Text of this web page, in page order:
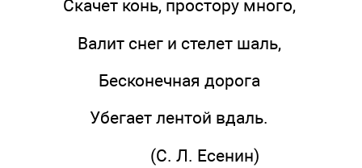
Скачет конь, простору много,
Валит снег и стелет шаль,
Бесконечная дорога
Убегает лентой вдаль.
(С. Л. Есенин)